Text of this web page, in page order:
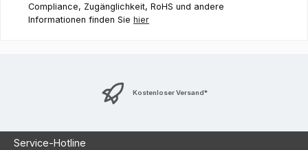
Compliance, Zugänglichkeit, RoHS und andere
Informationen finden Sie hier
Kostenloser Versand*
Service-Hotline